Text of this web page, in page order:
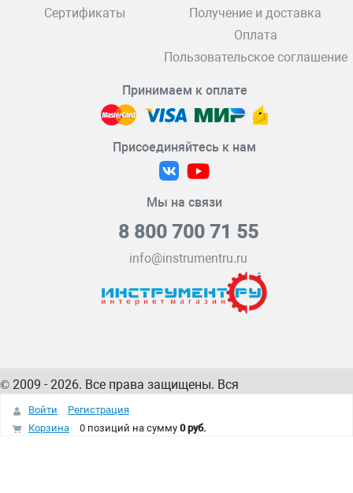
Сертификаты
Получение и доставка
Оплата
Пользовательское соглашение
Принимаем к оплате
Присоединяйтесь к нам
Мы на связи
8 800 700 71 55
info@instrumentru.ru
© 2009 - 2026. Все права защищены. Вся
информация на сайте – собственность
интернет-магазина
Войти
Регистрация
Корзина
0 позиций на сумму 0 руб.